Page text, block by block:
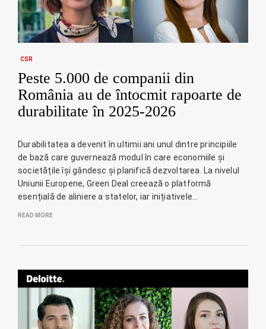
CSR
Peste 5.000 de companii din
România au de întocmit rapoarte de
durabilitate în 2025-2026
Durabilitatea a devenit în ultimii ani unul dintre principiile
de bază care guvernează modul în care economiile și
societățile își gândesc și planifică dezvoltarea. La nivelul
Uniunii Europene, Green Deal creează o platformă
esențială de aliniere a statelor, iar inițiativele…
READ MORE